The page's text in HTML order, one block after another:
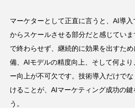
マーケターとして正直に言うと、AI導
からスケールさせる部分だと感じてい
で終わらせず、継続的に効果を出すた
備、AIモデルの精度向上、そして何よ
ー向上が不可欠です。技術導入だけで
けることが、AIマーケティング成功の
う。